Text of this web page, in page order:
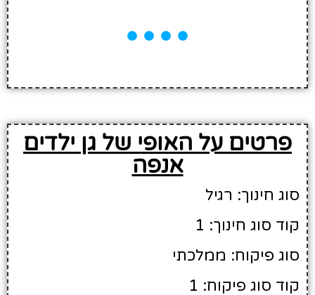
פרטים על האופי של גן ילדים
אנפה
סוג חינוך: רגיל
קוד סוג חינוך: 1
סוג פיקוח: ממלכתי
קוד סוג פיקוח: 1